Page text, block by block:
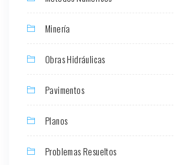
Minería
Obras Hidráulicas
Pavimentos
Planos
Problemas Resueltos